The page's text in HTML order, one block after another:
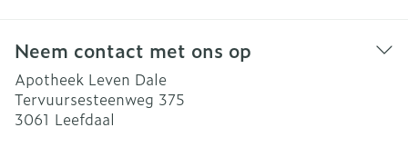
Neem contact met ons op
Apotheek Leven Dale
Tervuursesteenweg 375
3061 Leefdaal